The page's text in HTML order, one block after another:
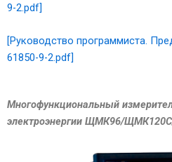
9-2.pdf]
[Руководство программиста.
61850-9-2.pdf]
Многофункциональный
электроэнергии ЩМК96/